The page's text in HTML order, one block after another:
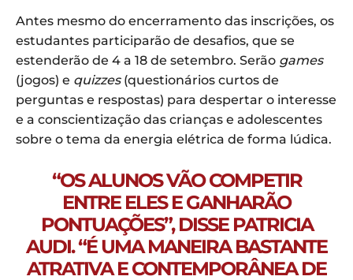
Antes mesmo do encerramento das inscrições, os
estudantes participarão de desafios, que se
estenderão de 4 a 18 de setembro. Serão games
(jogos) e quizzes (questionários curtos de
perguntas e respostas) para despertar o interesse
e a conscientização das crianças e adolescentes
sobre o tema da energia elétrica de forma lúdica.
“OS ALUNOS VÃO COMPETIR
ENTRE ELES E GANHARÃO
PONTUAÇÕES”, DISSE PATRICIA
AUDI. “É UMA MANEIRA BASTANTE
ATRATIVA E CONTEMPORÂNEA DE